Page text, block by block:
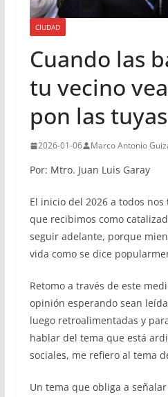
CIUDAD
Cuando las
tu vecino
pon las
2026-01-06 Marco Antonio
Por: Mtro. Juan Luis Garay
El inicio del 2026 a todos
que recibimos como
seguir adelante, porque
vida como se dice
Retomo a través de este
opinión esperando sean
luego retroalimentadas y
hablar del tema que está
sociales, me refiero al tema
Un tema que obliga a